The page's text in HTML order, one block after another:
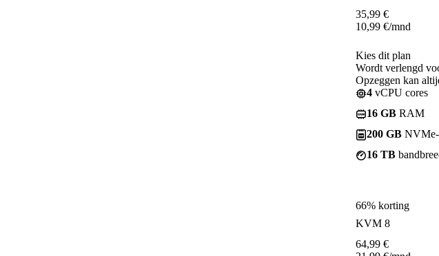
35,99 €
10,99 €/mnd
Kies dit plan
Wordt verlengd
Opzeggen kan
4 vCPU cores
16 GB RAM
200 GB
16 TB
66% korting
KVM 8
64,99 €